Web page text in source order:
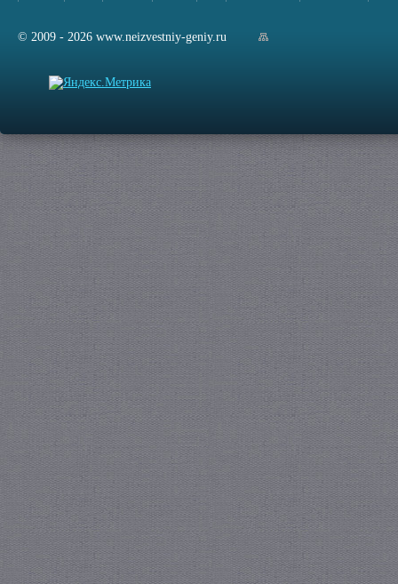
© 2009 - 2026 www.neizvestniy-geniy.ru
сайта